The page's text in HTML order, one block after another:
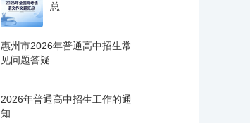
总
惠州市2026年普通高中招生常
见问题答疑
2026年普通高中招生工作的通
知